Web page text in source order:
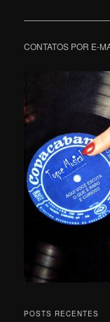
CONTATOS POR E-
POSTS RECENTES